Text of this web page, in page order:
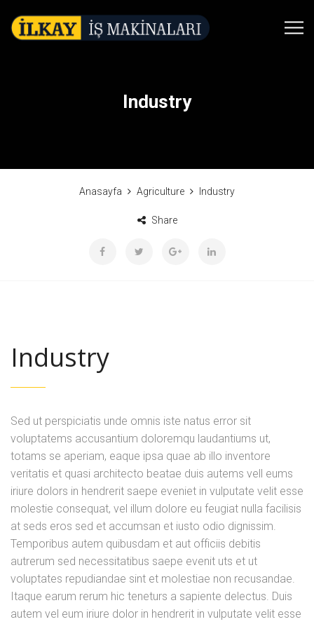
Industry
Anasayfa Agriculture Industry
Share
Industry
Sed ut perspiciatis unde omnis iste natus error sit
voluptatems accusantium doloremqu laudantiums ut,
totams se aperiam, eaque ipsa quae ab illo inventore
veritatis et quasi architecto beatae duis autems vell eums
iriure dolors in hendrerit saepe eveniet in vulputate velit esse
molestie consequat, vel illum dolore eu feugiat nulla facilisis
at seds eros sed et accumsan et iusto odio dignissim.
Temporibus autem quibusdam et aut officiis debitis
autrerum sed necessitatibus saepe evenit uts et ut
voluptates repudiandae sint et molestiae non recusandae.
Itaque earum rerum hic teneturs a sapiente delectus. Duis
autem vel eum iriure dolor in hendrerit in vulputate velit esse